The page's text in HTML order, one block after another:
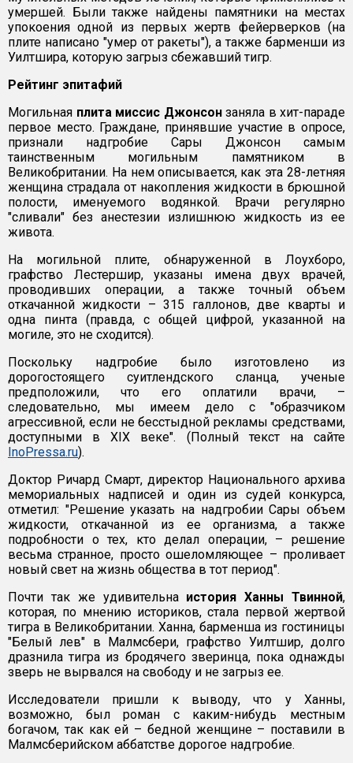
умершей. Были также найдены памятники на местах
упокоения одной из первых жертв фейерверков (на
плите написано "умер от ракеты"), а также барменши из
Уилтшира, которую загрыз сбежавший тигр.
Рейтинг эпитафий
Могильная плита миссис Джонсонзаняла в хит-параде
первое место. Граждане, принявшие участие в опросе,
признали надгробие Сары Джонсон самым
таинственным могильным памятником в
Великобритании. На нем описывается, как эта 28-летняя
женщина страдала от накопления жидкости в брюшной
полости, именуемого водянкой. Врачи регулярно
"сливали" без анестезии излишнюю жидкость из ее
живота.
На могильной плите, обнаруженной в Лоухборо,
графство Лестершир, указаны имена двух врачей,
проводивших операции, а также точный объем
откачанной жидкости – 315 галлонов, две кварты и
одна пинта (правда, с общей цифрой, указанной на
могиле, это не сходится).
Поскольку надгробие было изготовлено из
дорогостоящего суитлендского сланца, ученые
предположили, что его оплатили врачи, –
следовательно, мы имеем дело с "образчиком
агрессивной, если не бесстыдной рекламы средствами,
доступными в XIX веке". (Полный текст на сайте
InoPressa.ru).
Доктор Ричард Смарт, директор Национального архива
мемориальных надписей и один из судей конкурса,
отметил: "Решение указать на надгробии Сары объем
жидкости, откачанной из ее организма, а также
подробности о тех, кто делал операции, – решение
весьма странное, просто ошеломляющее – проливает
новый свет на жизнь общества в тот период".
Почти так же удивительна история Ханны Твинной,
которая, по мнению историков, стала первой жертвой
тигра в Великобритании. Ханна, барменша из гостиницы
"Белый лев" в Малмсбери, графство Уилтшир, долго
дразнила тигра из бродячего зверинца, пока однажды
зверь не вырвался на свободу и не загрыз ее.
Исследователи пришли к выводу, что у Ханны,
возможно, был роман с каким-нибудь местным
богачом, так как ей – бедной женщине – поставили в
Малмсберийском аббатстве дорогое надгробие.